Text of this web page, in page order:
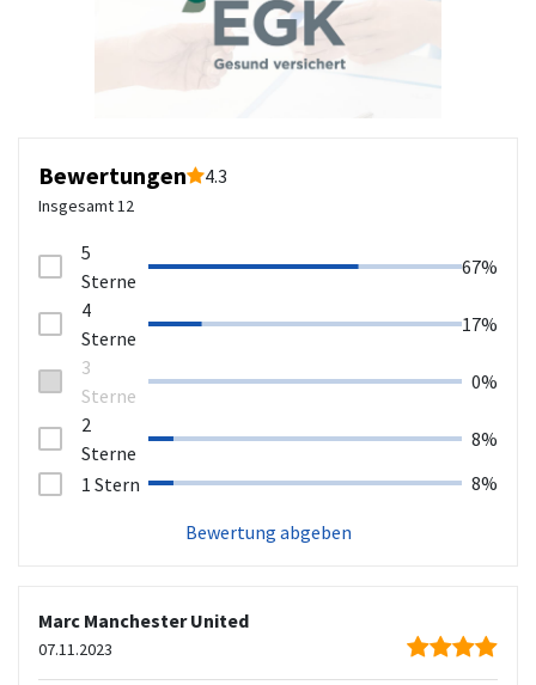
Bewertungen 4.3
Insgesamt12
Bewertung abgeben
1 Stern 8%
2
Sterne
8%
3
Sterne
0%
4
Sterne
17%
5
Sterne
67%
Marc Manchester United
07.11.2023